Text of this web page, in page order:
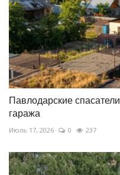
Павлодарские
гаража
Июль 17, 2026 0 237